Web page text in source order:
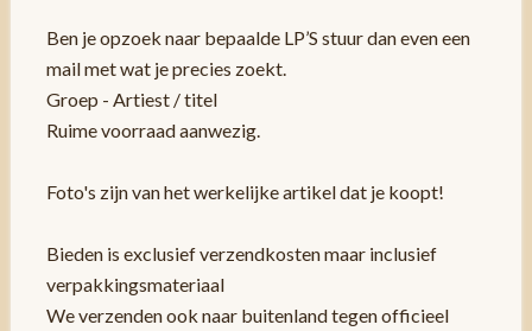
Ben je opzoek naar bepaalde LP’S stuur dan even een
mail met wat je precies zoekt.
Groep - Artiest / titel
Ruime voorraad aanwezig.
Foto's zijn van het werkelijke artikel dat je koopt!
Bieden is exclusief verzendkosten maar inclusief
verpakkingsmateriaal
We verzenden ook naar buitenland tegen officieel